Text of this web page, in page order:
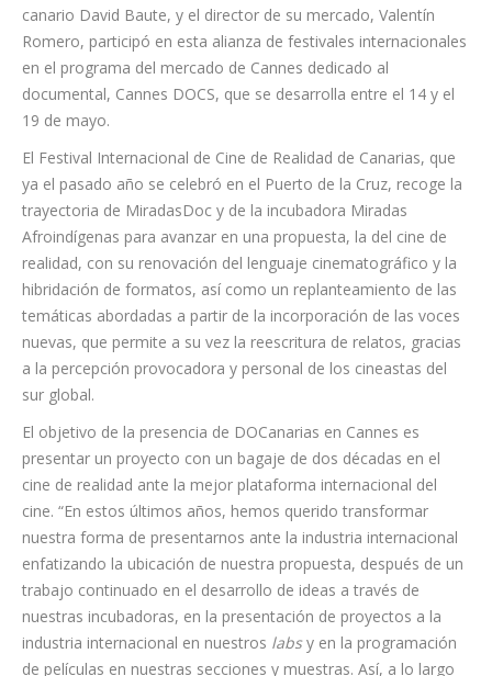
canario David Baute, y el director de su mercado, Valentín
Romero, participó en esta alianza de festivales internacionales
en el programa del mercado de Cannes dedicado al
documental, Cannes DOCS, que se desarrolla entre el 14 y el
19 de mayo.
El Festival Internacional de Cine de Realidad de Canarias, que
ya el pasado año se celebró en el Puerto de la Cruz, recoge la
trayectoria de MiradasDoc y de la incubadora Miradas
Afroindígenas para avanzar en una propuesta, la del cine de
realidad, con su renovación del lenguaje cinematográfico y la
hibridación de formatos, así como un replanteamiento de las
temáticas abordadas a partir de la incorporación de las voces
nuevas, que permite a su vez la reescritura de relatos, gracias
a la percepción provocadora y personal de los cineastas del
sur global.
El objetivo de la presencia de DOCanarias en Cannes es
presentar un proyecto con un bagaje de dos décadas en el
cine de realidad ante la mejor plataforma internacional del
cine. “En estos últimos años, hemos querido transformar
nuestra forma de presentarnos ante la industria internacional
enfatizando la ubicación de nuestra propuesta, después de un
trabajo continuado en el desarrollo de ideas a través de
nuestras incubadoras, en la presentación de proyectos a la
industria internacional en nuestros labsy en la programación
de películas en nuestras secciones y muestras. Así, a lo largo